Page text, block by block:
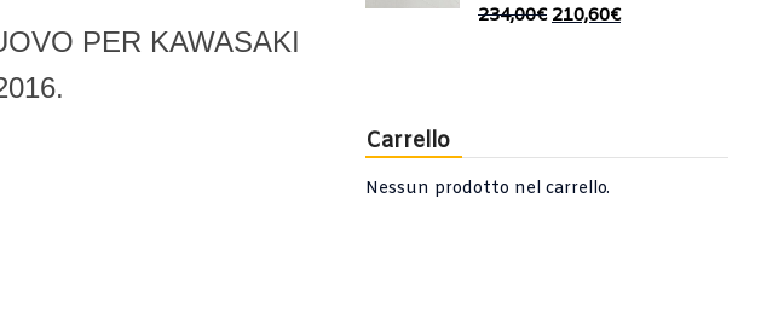
PER KAWASAKI
234,00€ 210,60€
Carrello
Nessun prodotto nel carrello.